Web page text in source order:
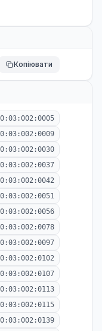
Копіювати